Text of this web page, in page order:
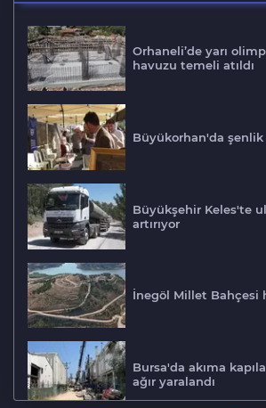
Orhaneli’de yarı
havuzu temeli atıldı
Büyükorhan'da şenlik
Büyükşehir Keles'te
artırıyor
İnegöl Millet Bahçesi
Bursa'da akıma
ağır yaralandı